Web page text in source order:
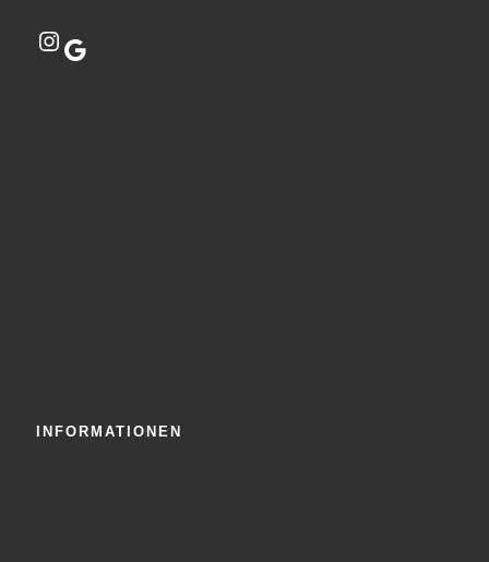
Instagram
Google
INFORMATIONEN